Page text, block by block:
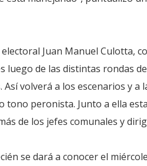
Juan Manuel Culotta,
luego de las distintas rondas
volverá a los escenarios y a
peronista. Junto a ella
de los jefes comunales y
se dará a conocer el